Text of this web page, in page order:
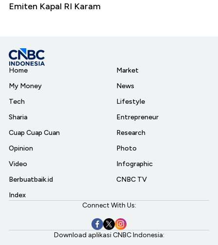
Emiten Kapal RI Karam
Home
My Money
Tech
Sharia
Cuap Cuap Cuan
Opinion
Video
Berbuatbaik.id
Index
Market
News
Lifestyle
Entrepreneur
Research
Photo
Infographic
CNBC TV
Connect With Us:
Download aplikasi CNBC Indonesia: